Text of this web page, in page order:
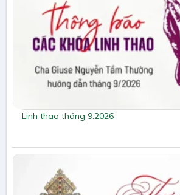
Linh thao tháng 9.2026